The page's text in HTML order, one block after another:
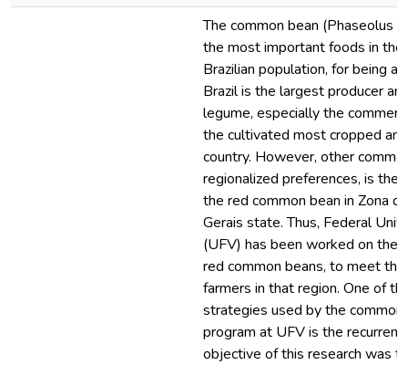
The common bean (Phaseolus
the most important foods in
Brazilian population, for being a
Brazil is the largest producer
legume, especially the
the cultivated most cropped
country. However, other
regionalized preferences, is the
the red common bean in Zona
Gerais state. Thus, Federal
(UFV) has been worked on the
red common beans, to meet
farmers in that region. One of
strategies used by the common
program at UFV is the recurrent
objective of this research was